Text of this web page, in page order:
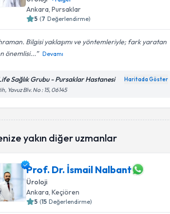
Ankara, Pursaklar
5 (7 Değerlendirme)
Bilgisi yaklaşımı ve yöntemleriyle; fark yaratan
önemlisi...
Devamı
Sağlık Grubu - Pursaklar Hastanesi Haritada Göster
Yavuz Blv. No : 15, 06145
yakın diğer uzmanlar
Prof. Dr. İsmail Nalbant
Üroloji
Ankara, Keçiören
5 (15 Değerlendirme)